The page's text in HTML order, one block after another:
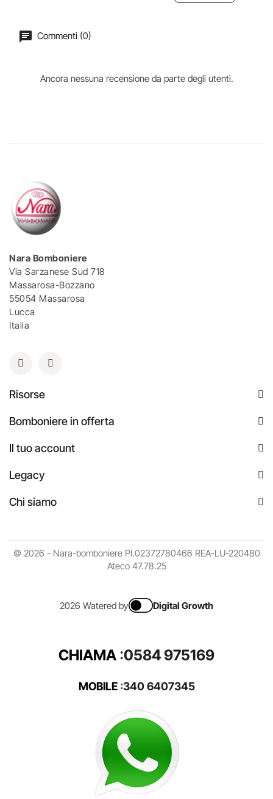
Commenti (0)
Ancora nessuna recensione da parte degli utenti.
Nara Bomboniere
Via Sarzanese Sud 718
Massarosa-Bozzano
55054 Massarosa
Lucca
Italia
Risorse
Bomboniere in offerta
Il tuo account
Legacy
Chi siamo
© 2026 - Nara-bomboniere PI.02372780466 REA-LU-220480
Ateco 47.78.25
2026 Watered by Digital Growth
CHIAMA :0584 975169
MOBILE:340 6407345